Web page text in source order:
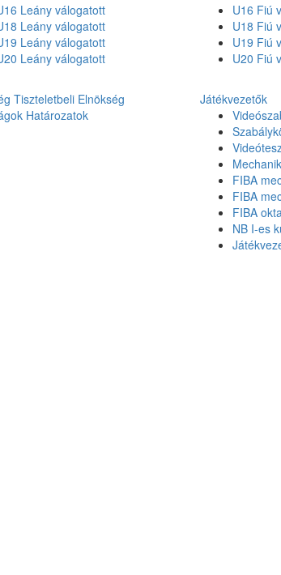
Leány válogatott
Leány válogatott
Leány válogatott
Leány válogatott
U16 Fiú
U18 Fiú
U19 Fiú
U20 Fiú
Tiszteletbeli Elnökség
Határozatok
Játékvezetők
FIBA
FIBA
FIBA
NB I-es